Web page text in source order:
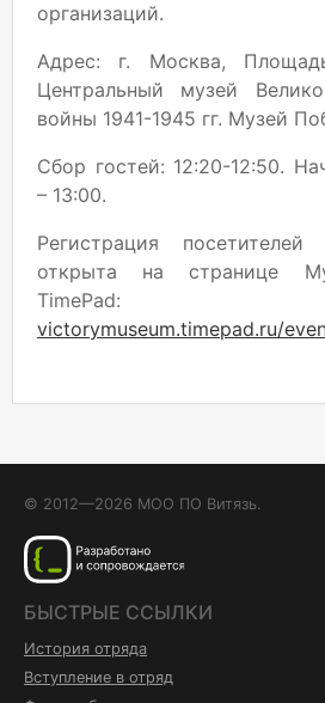
организаций.
Адрес: г. Москва,
Центральный музей
войны 1941-1945 гг. Музей
Сбор гостей: 12:20-12:50.
– 13:00.
Регистрация
открыта на странице
victorymuseum.timepad.ru/
© 2012—2026 МОО ПО Витязь.
БЫСТРЫЕ ССЫЛКИ
История отряда
Вступление в отряд